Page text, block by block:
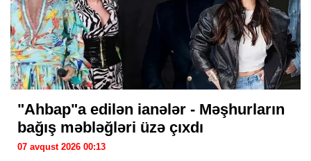
"Ahbap"a edilən ianələr - Məşhurların
bağış məbləğləri üzə çıxdı
07 avqust 2026 00:13